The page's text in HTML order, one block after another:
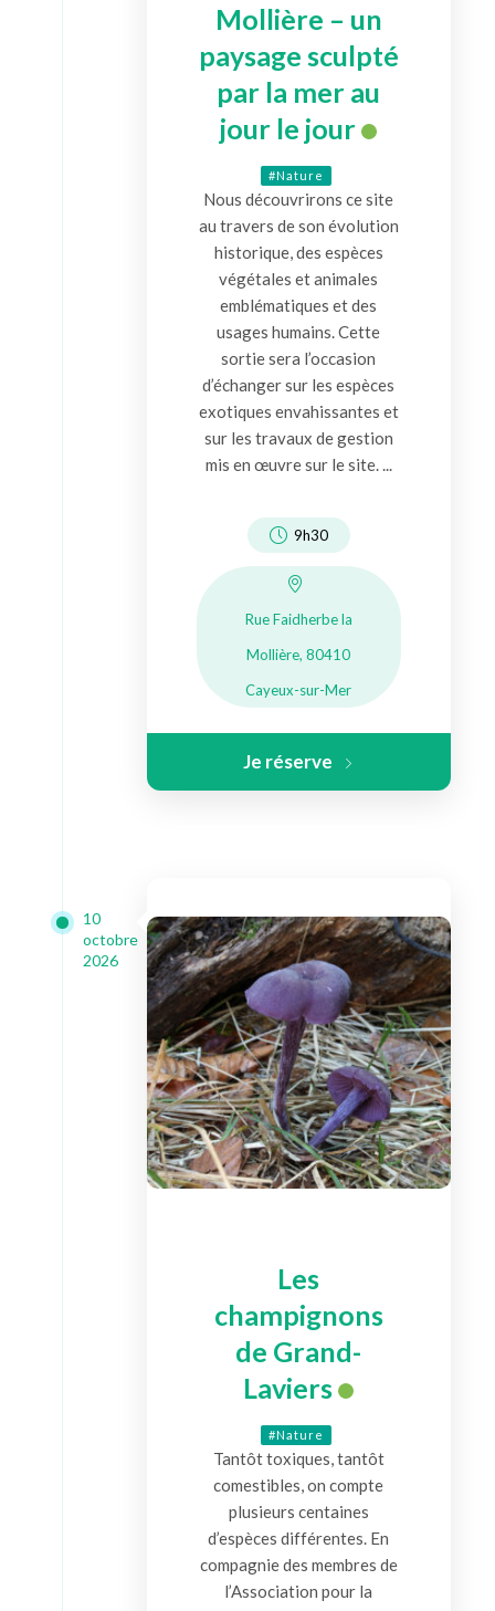
Mollière – un
paysage sculpté
par la mer au
jour le jour
#Nature
Nous découvrirons ce site
au travers de son évolution
historique, des espèces
végétales et animales
emblématiques et des
usages humains. Cette
sortie sera l’occasion
d’échanger sur les espèces
exotiques envahissantes et
sur les travaux de gestion
mis en œuvre sur le site. ...
9h30
Rue Faidherbe la
Mollière, 80410
Cayeux-sur-Mer
Je réserve
10
octobre
2026
Les
champignons
de Grand-
Laviers
#Nature
Tantôt toxiques, tantôt
comestibles, on compte
plusieurs centaines
d’espèces différentes. En
compagnie des membres de
l’Association pour la